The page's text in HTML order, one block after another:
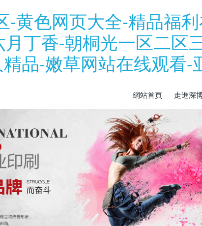
黄色网页大全-精品福
丁香-朝桐光一区二区
品-嫩草网站在线观看-
網站首頁 走進深